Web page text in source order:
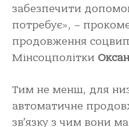
забезпечити
потребує», –
продовження
Мінсоцполітки
Тим не менш, для
автоматичне
зв’язку з чим вони